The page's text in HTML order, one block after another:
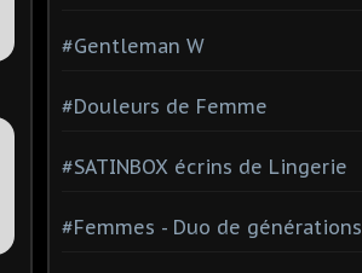
#Gentleman W
#Douleurs de Femme
#SATINBOX écrins de Lingerie
#Femmes - Duo de générations